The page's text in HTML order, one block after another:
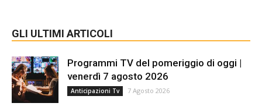
GLI ULTIMI ARTICOLI
Programmi TV del pomeriggio di oggi |
venerdì 7 agosto 2026
Anticipazioni Tv 7 Agosto 2026